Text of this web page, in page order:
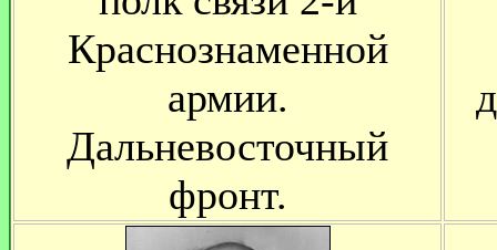
Краснознаменной
армии.
Дальневосточный
фронт.